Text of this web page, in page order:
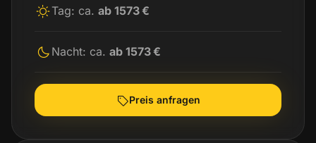
Tag: ca. ab 1573 €
Nacht: ca. ab 1573 €
Preis anfragen